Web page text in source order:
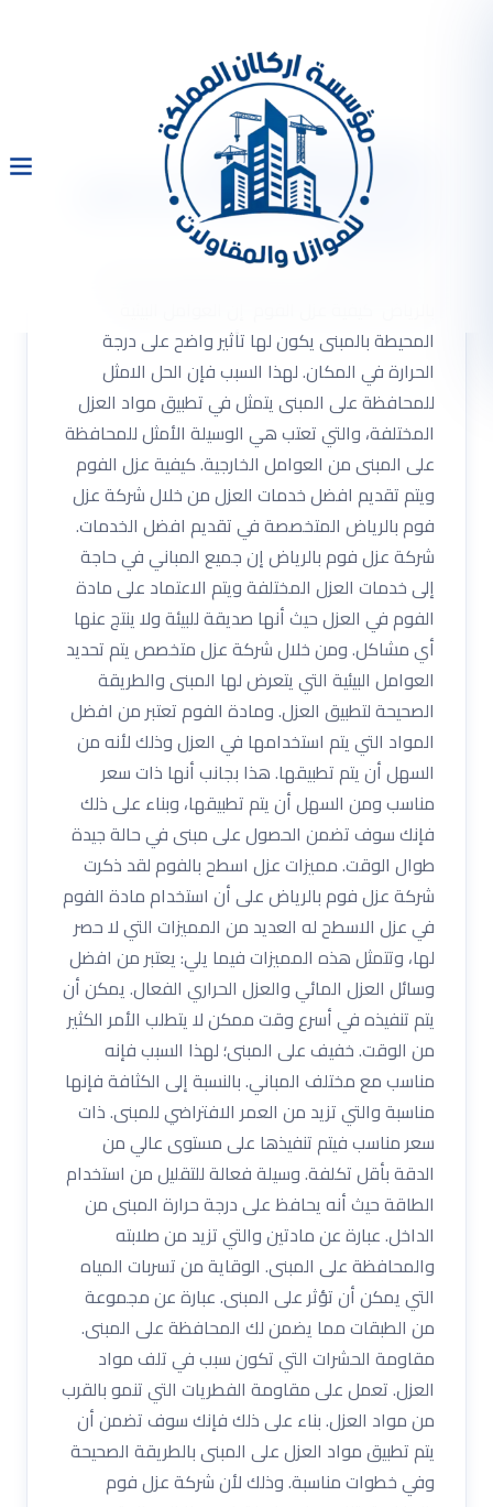
كيفية عزل الفوم
0533334179 شركة عزل فوم
بالرياض
المحيطة بالمبنى يكون لها تأثير واضح على درجة
الحرارة في المكان. لهذا السبب فإن الحل الامثل
للمحافظة على المبنى يتمثل في تطبيق مواد العزل
المختلفة، والتي تعتب هي الوسيلة الأمثل للمحافظة
على المبنى من العوامل الخارجية. كيفية عزل الفوم
ويتم تقديم افضل خدمات العزل من خلال شركة عزل
فوم بالرياض المتخصصة في تقديم افضل الخدمات.
شركة عزل فوم بالرياض إن جميع المباني في حاجة
إلى خدمات العزل المختلفة ويتم الاعتماد على مادة
الفوم في العزل حيث أنها صديقة للبيئة ولا ينتج عنها
أي مشاكل. ومن خلال شركة عزل متخصص يتم تحديد
العوامل البيئية التي يتعرض لها المبنى والطريقة
الصحيحة لتطبيق العزل. ومادة الفوم تعتبر من افضل
المواد التي يتم استخدامها في العزل وذلك لأنه من
السهل أن يتم تطبيقها. هذا بجانب أنها ذات سعر
مناسب ومن السهل أن يتم تطبيقها، وبناء على ذلك
فإنك سوف تضمن الحصول على مبنى في حالة جيدة
طوال الوقت. مميزات عزل اسطح بالفوم لقد ذكرت
شركة عزل فوم بالرياض على أن استخدام مادة الفوم
في عزل الاسطح له العديد من المميزات التي لا حصر
لها، وتتمثل هذه المميزات فيما يلي: يعتبر من افضل
وسائل العزل المائي والعزل الحراري الفعال. يمكن أن
يتم تنفيذه في أسرع وقت ممكن لا يتطلب الأمر الكثير
من الوقت. خفيف على المبنى؛ لهذا السبب فإنه
مناسب مع مختلف المباني. بالنسبة إلى الكثافة فإنها
مناسبة والتي تزيد من العمر الافتراضي للمبنى. ذات
سعر مناسب فيتم تنفيذها على مستوى عالي من
الدقة بأقل تكلفة. وسيلة فعالة للتقليل من استخدام
الطاقة حيث أنه يحافظ على درجة حرارة المبنى من
الداخل. عبارة عن مادتين والتي تزيد من صلابته
والمحافظة على المبنى. الوقاية من تسربات المياه
التي يمكن أن تؤثر على المبنى. عبارة عن مجموعة
من الطبقات مما يضمن لك المحافظة على المبنى.
مقاومة الحشرات التي تكون سبب في تلف مواد
العزل. تعمل على مقاومة الفطريات التي تنمو بالقرب
من مواد العزل. بناء على ذلك فإنك سوف تضمن أن
يتم تطبيق مواد العزل على المبنى بالطريقة الصحيحة
وفي خطوات مناسبة. وذلك لأن شركة عزل فوم